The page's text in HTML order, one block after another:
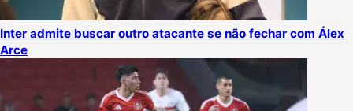
Inter admite buscar outro atacante se não fechar com Álex
Arce